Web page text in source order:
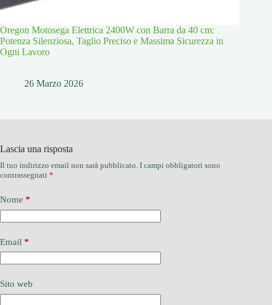
Oregon Motosega Elettrica 2400W con Barra da 40 cm:
Potenza Silenziosa, Taglio Preciso e Massima Sicurezza in
Ogni Lavoro
26 Marzo 2026
Lascia una risposta
Il tuo indirizzo email non sarà pubblicato. I campi obbligatori sono
contrassegnati *
Nome *
Email *
Sito web